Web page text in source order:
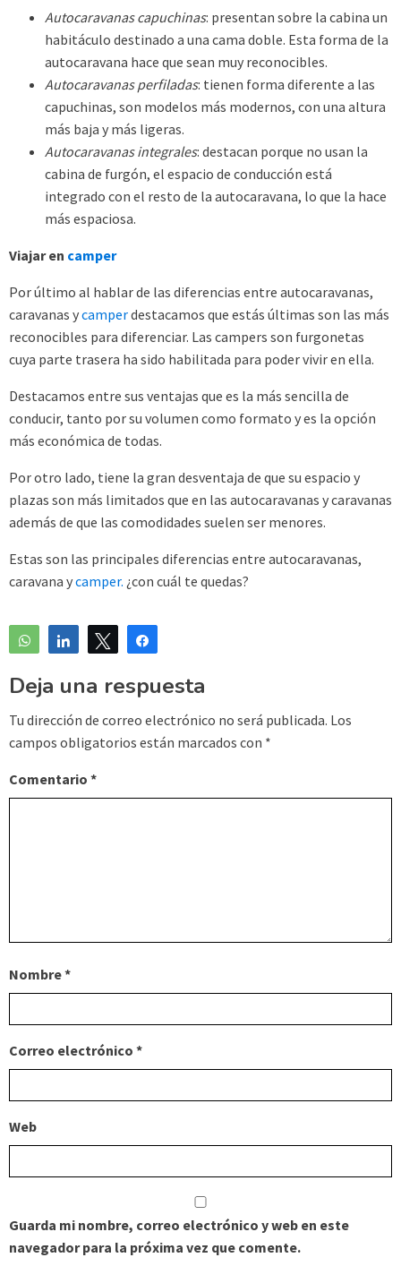
Autocaravanas capuchinas: presentan sobre la cabina un
habitáculo destinado a una cama doble. Esta forma de la
autocaravana hace que sean muy reconocibles.
Autocaravanas perfiladas: tienen forma diferente a las
capuchinas, son modelos más modernos, con una altura
más baja y más ligeras.
Autocaravanas integrales: destacan porque no usan la
cabina de furgón, el espacio de conducción está
integrado con el resto de la autocaravana, lo que la hace
más espaciosa.
Viajar en camper
Por último al hablar de las diferencias entre autocaravanas,
caravanas ycamperdestacamos que estás últimas son las más
reconocibles para diferenciar. Las campers son furgonetas
cuya parte trasera ha sido habilitada para poder vivir en ella.
Destacamos entre sus ventajas que es la más sencilla de
conducir, tanto por su volumen como formato y es la opción
más económica de todas.
Por otro lado, tiene la gran desventaja de que su espacio y
plazas son más limitados que en las autocaravanas y caravanas
además de que las comodidades suelen ser menores.
Estas son las principales diferencias entre autocaravanas,
caravana ycamper. ¿con cuál te quedas?
WhatsAppCompartirTwittear
Deja una respuesta
Tu dirección de correo electrónico no será publicada. Los
campos obligatorios están marcados con *
Comentario *
Nombre*
Correo electrónico *
Web
Guarda mi nombre, correo electrónico y web en este
navegador para la próxima vez que comente.